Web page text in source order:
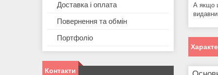
А якщо
Доставка і оплата
Повернення та обмін
Портфоліо
Контакти